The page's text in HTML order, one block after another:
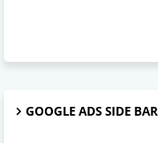
GOOGLE ADS SIDE BAR